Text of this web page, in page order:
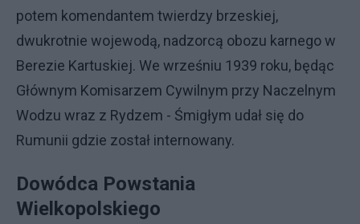
potem komendantem twierdzy brzeskiej,
dwukrotnie wojewodą, nadzorcą obozu karnego w
Berezie Kartuskiej. We wrześniu 1939 roku, będąc
Głównym Komisarzem Cywilnym przy Naczelnym
Wodzu wraz z Rydzem - Śmigłym udał się do
Rumunii gdzie został internowany.
Dowódca Powstania
Wielkopolskiego